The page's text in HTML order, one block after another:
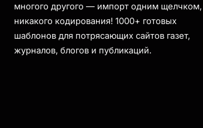
многого другого — импорт одним щелчком,
никакого кодирования! 1000+ готовых
шаблонов для потрясающих сайтов газет,
журналов, блогов и публикаций.